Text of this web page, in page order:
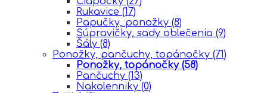
Rukavice (17)
Papučky, ponožky (8)
Súpravičky, sady oblečenia (9)
Šály (8)
Ponožky, pančuchy, topánočky (71)
Ponožky, topánočky (58)
Pančuchy (13)
Nakolenniky (0)